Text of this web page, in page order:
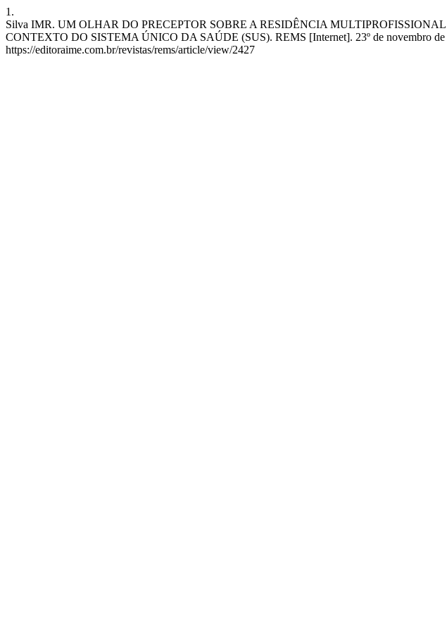
1.
Silva IMR. UM OLHAR DO PRECEPTOR SOBRE A RESIDÊNCIA
CONTEXTO DO SISTEMA ÚNICO DA SAÚDE (SUS). REMS [Internet]. 23º de novembro de
https://editoraime.com.br/revistas/rems/article/view/2427